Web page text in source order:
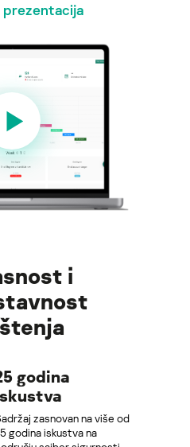
i
godina
zasnovan na više od
godina iskustva na